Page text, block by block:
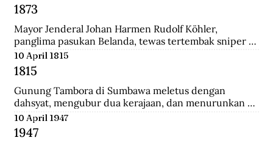
1873
Mayor Jenderal Johan Harmen Rudolf Köhler,
panglima pasukan Belanda, tewas tertembak sniper
Aceh di depan Masjid Raya Banda Aceh.
10 April 1815
1815
Gunung Tambora di Sumbawa meletus dengan
dahsyat, mengubur dua kerajaan, dan menurunkan
suhu global sehingga disebut tahun tanpa musim
panas.
10 April 1947
1947